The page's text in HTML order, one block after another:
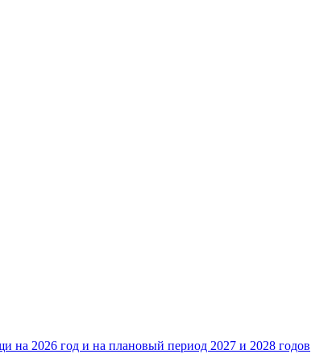
на 2026 год и на плановый период 2027 и 2028 годов